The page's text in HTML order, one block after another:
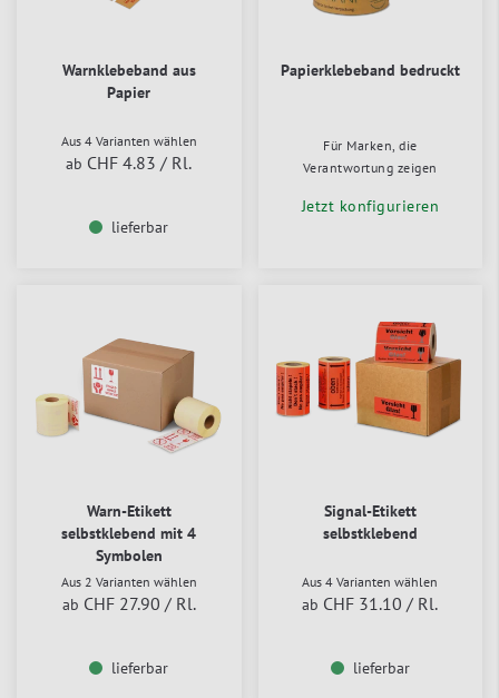
Warnklebeband aus
Papier
Aus 4 Varianten wählen
ab CHF 4.83 / Rl.
lieferbar
Papierklebeband bedruckt
Für Marken, die
Verantwortung zeigen
Jetzt konfigurieren
Warn-Etikett
selbstklebend mit 4
Symbolen
Aus 2 Varianten wählen
ab CHF 27.90 / Rl.
lieferbar
Signal-Etikett
selbstklebend
Aus 4 Varianten wählen
ab CHF 31.10 / Rl.
lieferbar